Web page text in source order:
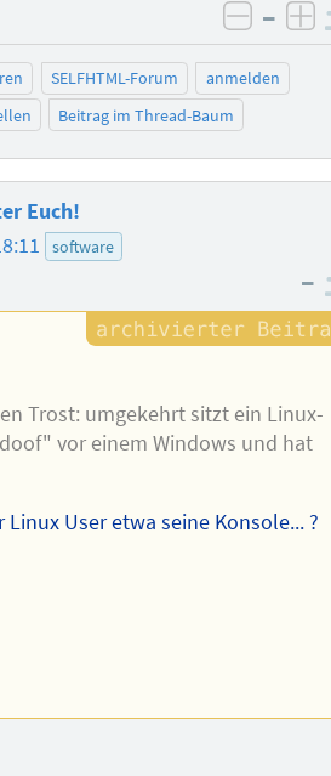
–
SELFHTML-Forum
anmelden
Beitrag im Thread-Baum
Euch!
software
–
Trost: umgekehrt sitzt ein Linux-
vor einem Windows und hat
Linux User etwa seine Konsole... ?